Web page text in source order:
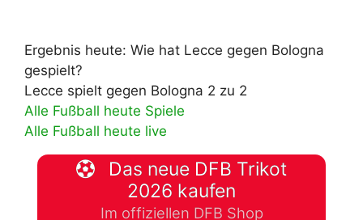
Ergebnis heute: Wie hat Lecce gegen Bologna
gespielt?
Lecce spielt gegen Bologna 2 zu 2
Alle Fußball heute Spiele
Alle Fußball heute live
Das neue DFB Trikot
2026 kaufen
Im offiziellen DFB Shop